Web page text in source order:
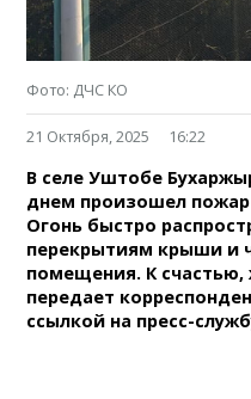
Фото: ДЧС КО
21 Октября, 2025 16:22
В селе Уштобе
днем произошел
Огонь быстро
перекрытиям крыши и
помещения. К счастью,
передает
ссылкой на пресс-